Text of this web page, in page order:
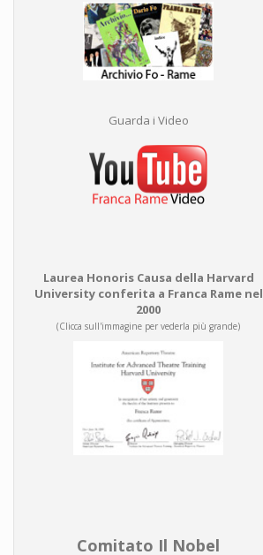
Guarda i Video
Laurea Honoris Causa della Harvard
University conferita a Franca Rame nel
2000
(Clicca sull'immagine per vederla più grande)
Comitato Il Nobel